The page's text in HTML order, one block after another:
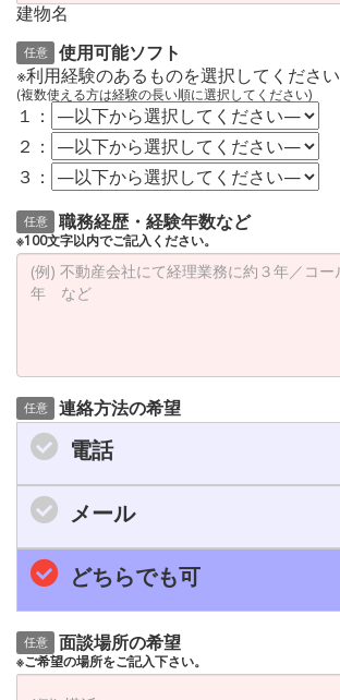
建物名
任意
使用可能ソフト
※利用経験のあるものを選択してください
(複数使える方は経験の長い順に選択してください)
１：
２：
３：
任意 職務経歴・経験年数など
※100文字以内でご記入ください。
任意 連絡方法の希望
電話
メール
どちらでも可
任意 面談場所の希望
※ご希望の場所をご記入下さい。